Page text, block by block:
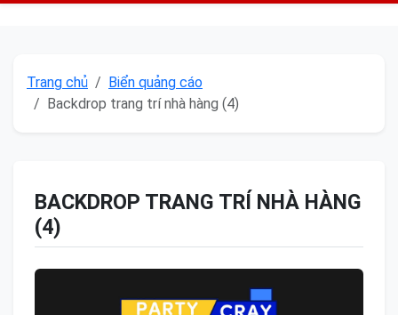
Trang chủ
Biển quảng cáo
Backdrop trang trí nhà hàng (4)
BACKDROP TRANG TRÍ NHÀ HÀNG
(4)